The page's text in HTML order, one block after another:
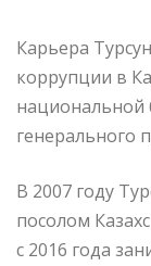
Карьера
коррупции в
национальной
генерального
В 2007 году
посолом
с 2016 года